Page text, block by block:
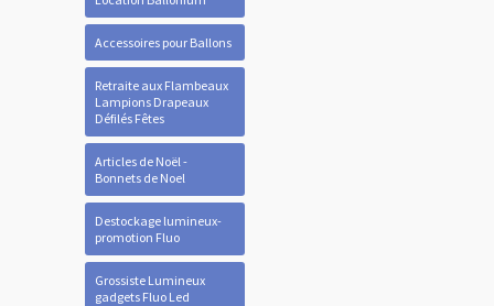
Accessoires pour Ballons
Retraite aux Flambeaux
Lampions Drapeaux
Défilés Fêtes
Articles de Noël -
Bonnets de Noel
Destockage lumineux-
promotion Fluo
Grossiste Lumineux
gadgets Fluo Led